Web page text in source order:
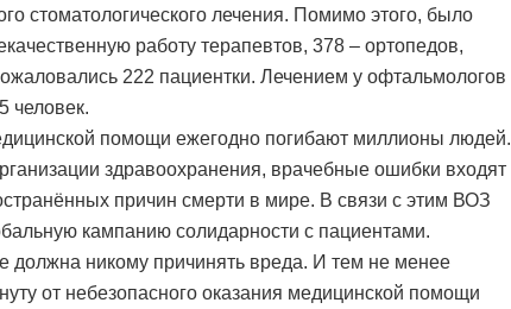
стоматологического лечения. Помимо этого, было
работу терапевтов, 378 – ортопедов,
222 пациентки. Лечением у офтальмологов
человек.
помощи ежегодно погибают миллионы людей.
здравоохранения, врачебные ошибки входят
причин смерти в мире. В связи с этим ВОЗ
кампанию солидарности с пациентами.
должна никому причинять вреда. И тем не менее
от небезопасного оказания медицинской помощи